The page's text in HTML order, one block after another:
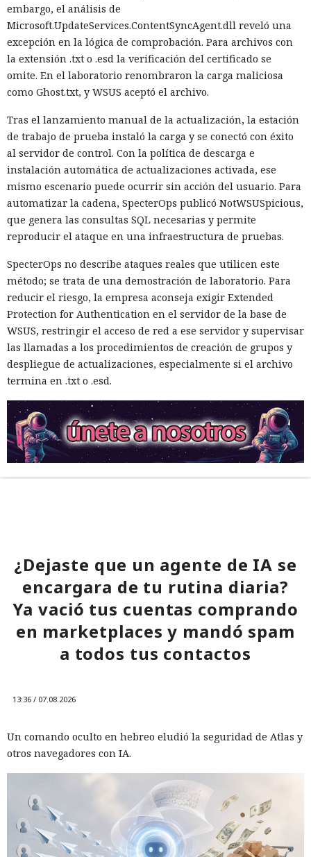
embargo, el análisis de
Microsoft.UpdateServices.ContentSyncAgent.dll reveló una
excepción en la lógica de comprobación. Para archivos con
la extensión .txt o .esd la verificación del certificado se
omite. En el laboratorio renombraron la carga maliciosa
como Ghost.txt, y WSUS aceptó el archivo.
Tras el lanzamiento manual de la actualización, la estación
de trabajo de prueba instaló la carga y se conectó con éxito
al servidor de control. Con la política de descarga e
instalación automática de actualizaciones activada, ese
mismo escenario puede ocurrir sin acción del usuario. Para
automatizar la cadena, SpecterOps publicó NotWSUSpicious,
que genera las consultas SQL necesarias y permite
reproducir el ataque en una infraestructura de pruebas.
SpecterOps no describe ataques reales que utilicen este
método; se trata de una demostración de laboratorio. Para
reducir el riesgo, la empresa aconseja exigir Extended
Protection for Authentication en el servidor de la base de
WSUS, restringir el acceso de red a ese servidor y supervisar
las llamadas a los procedimientos de creación de grupos y
despliegue de actualizaciones, especialmente si el archivo
termina en .txt o .esd.
¿Dejaste que un agente de IA se
encargara de tu rutina diaria?
Ya vació tus cuentas comprando
en marketplaces y mandó spam
a todos tus contactos
13:36 / 07.08.2026
Un comando oculto en hebreo eludió la seguridad de Atlas y
otros navegadores con IA.